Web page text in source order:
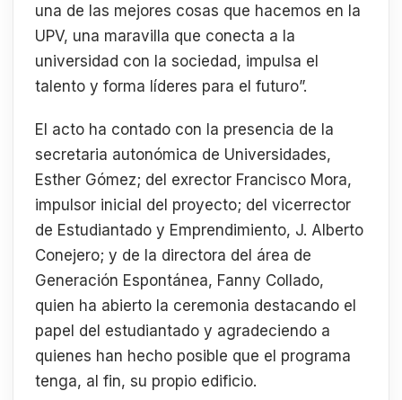
una de las mejores cosas que hacemos en la
UPV, una maravilla que conecta a la
universidad con la sociedad, impulsa el
talento y forma líderes para el futuro”.
El acto ha contado con la presencia de la
secretaria autonómica de Universidades,
Esther Gómez; del exrector Francisco Mora,
impulsor inicial del proyecto; del vicerrector
de Estudiantado y Emprendimiento, J. Alberto
Conejero; y de la directora del área de
Generación Espontánea, Fanny Collado,
quien ha abierto la ceremonia destacando el
papel del estudiantado y agradeciendo a
quienes han hecho posible que el programa
tenga, al fin, su propio edificio.